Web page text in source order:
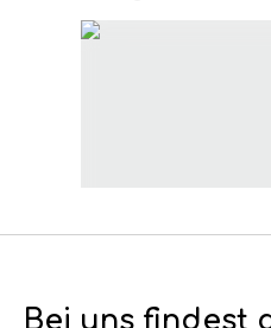
Bei uns findest